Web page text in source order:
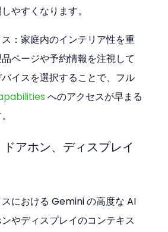
やすくなります。
：家庭内のインテリア性を重
ページや予約情報を注視して
イスを選択することで、フル
へのアクセスが早まる
アホン、ディスプレイ
における Gemini の高度な AI
やディスプレイのコンテキス